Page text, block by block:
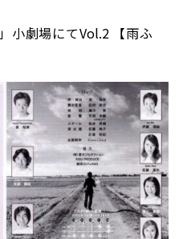
劇場にてVol.2 【雨ふ